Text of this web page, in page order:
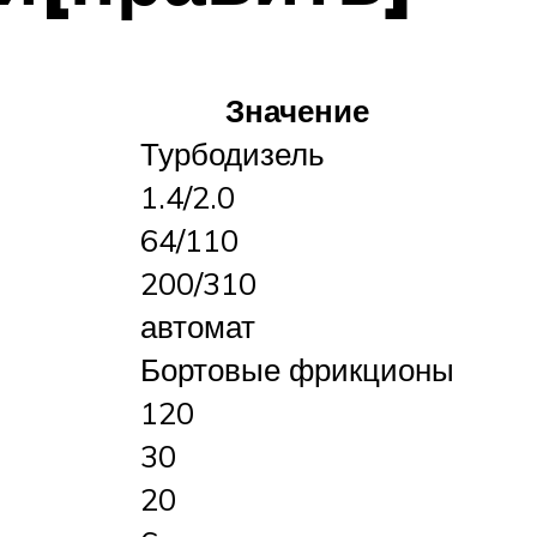
Значение
Турбодизель
1.4/2.0
64/110
200/310
автомат
Бортовые фрикционы
120
30
20